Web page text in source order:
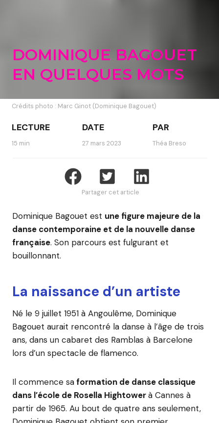
DOMINIQUE BAGOUET
EN QUELQUES MOTS
Crédits photo : Marc Ginot (Dominique Bagouet)
LECTURE
15 min
DATE
27 mars 2023
PAR
Théa Breso
Partager cet article
Dominique Bagouet est une figure majeure de la
danse contemporaine et de la nouvelle danse
française. Son parcours est fulgurant et
bouillonnant.
La naissance d’un artiste
Né le 9 juillet 1951 à Angoulême, Dominique
Bagouet aurait rencontré la danse à l’âge de trois
ans, dans un cabaret des Ramblas à Barcelone
lors d’un spectacle de flamenco.
Il commence saformation de danse classique
dans l’école de Rosella Hightowerà Cannes à
partir de 1965. Au bout de quatre ans seulement,